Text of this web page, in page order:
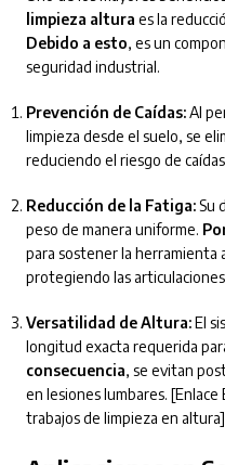
limpieza altura es la
Debido a esto, es un
seguridad industrial.
Prevención de Caídas:Al
limpieza desde el suelo, se
reduciendo el riesgo de
Reducción de la Fatiga:Su
peso de manera uniforme.
para sostener la herramienta
protegiendo las
Versatilidad de Altura:El
longitud exacta requerida
consecuencia, se evitan
en lesiones lumbares.
trabajos de limpieza en